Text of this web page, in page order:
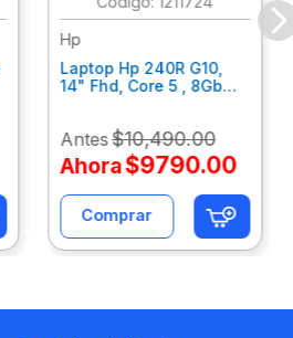
Hp
Laptop Hp 240R G10,
14" Fhd, Core 5 , 8Gb
Antes$10,490.00
Ahora$9790.00
Comprar